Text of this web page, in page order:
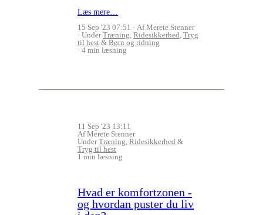
Læs mere…
15 Sep '23 07:51
Af Merete Stenner
UnderTræning, Ridesikkerhed, Tryg
til hest & Børn og ridning
4 min læsning
11 Sep '23 13:11
Af Merete Stenner
UnderTræning, Ridesikkerhed &
Tryg til hest
1 min læsning
Hvad er komfortzonen -
og hvordan puster du liv